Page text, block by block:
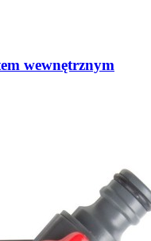
wewnętrznym